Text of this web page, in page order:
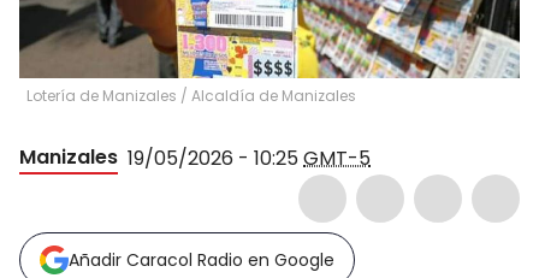
Lotería de Manizales / Alcaldía de Manizales
Manizales 19/05/2026 - 10:25GMT-5
Añadir Caracol Radio en Google